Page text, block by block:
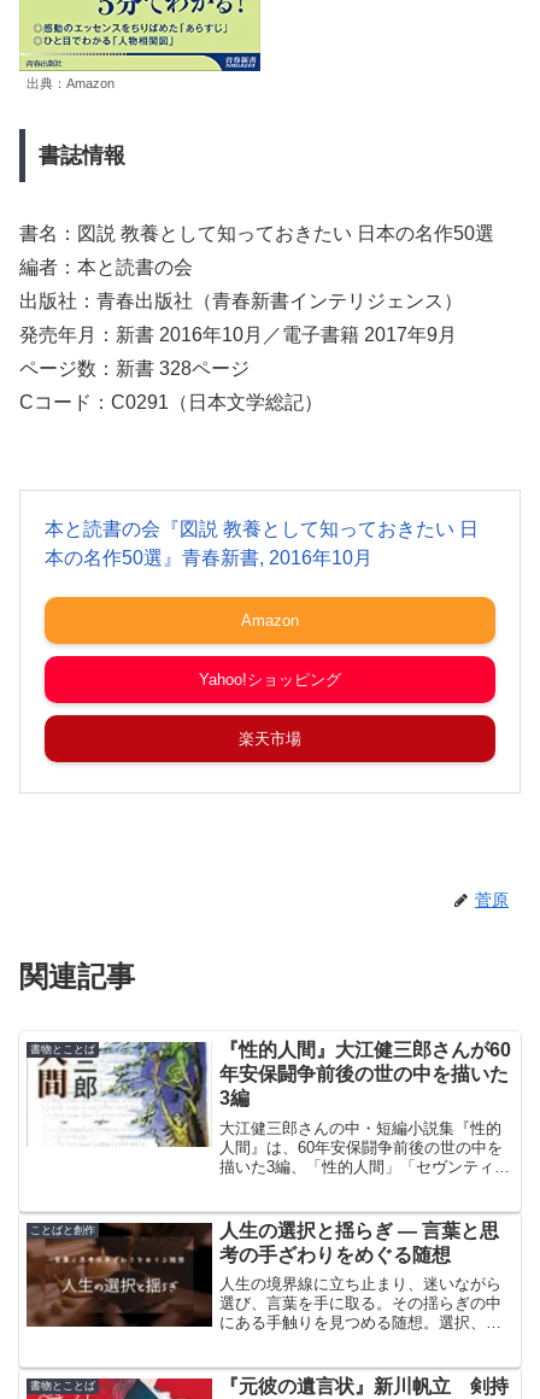
出典：Amazon
書誌情報
書名：図説 教養として知っておきたい 日本の名作50選
編者：本と読書の会
出版社：青春出版社（青春新書インテリジェンス）
発売年月：新書 2016年10月／電子書籍 2017年9月
ページ数：新書 328ページ
Cコード：C0291（日本文学総記）
本と読書の会『図説 教養として知っておきたい 日
本の名作50選』青春新書, 2016年10月
Amazon
Yahoo!ショッピング
楽天市場
菅原
関連記事
書物とことば
『性的人間』大江健三郎さんが60
年安保闘争前後の世の中を描いた
3編
大江健三郎さんの中・短編小説集『性的
人間』は、60年安保闘争前後の世の中を
描いた3編、「性的人間」「セヴンティー
をモチーフにすることが多い大江作品の
特色が強い。
ことばと創作
人生の選択と揺らぎ ― 言葉と思
考の手ざわりをめぐる随想
人生の境界線に立ち止まり、迷いながら
選び、言葉を手に取る。その揺らぎの中
にある手触りを見つめる随想。選択、沈
書物とことば
『元彼の遺言状』新川帆立 剣持